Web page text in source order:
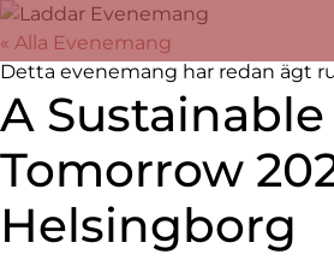
« Alla Evenemang
Detta evenemang har redan ägt
A Sustainable
Tomorrow
Helsingborg